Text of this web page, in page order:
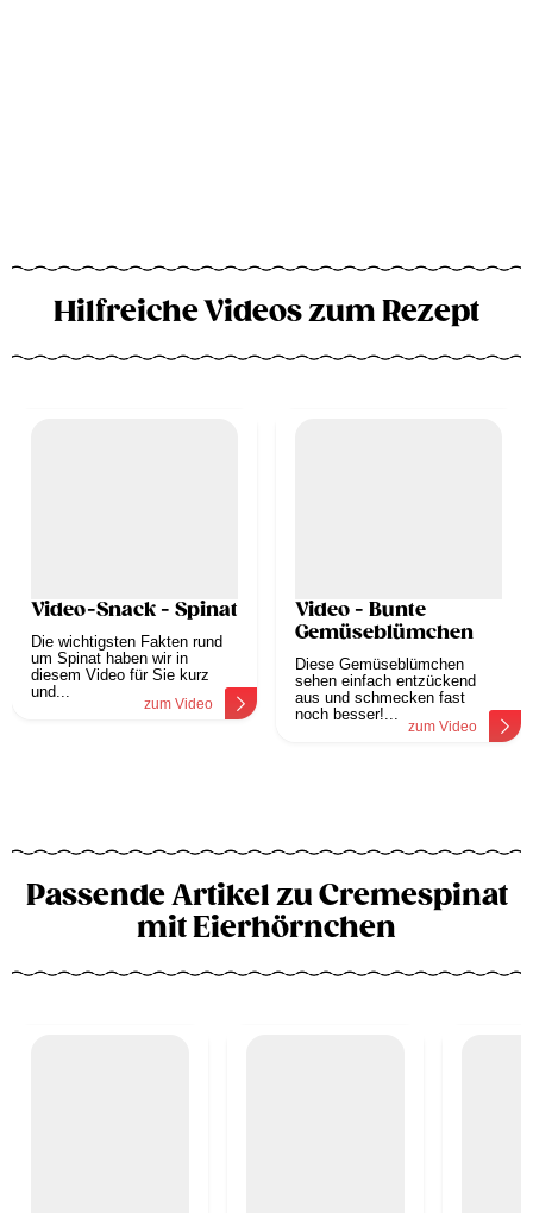
Hilfreiche Videos zum Rezept
Video-Snack - Spinat
Die wichtigsten Fakten rund
um Spinat haben wir in
diesem Video für Sie kurz
und...
zum Video
Video - Bunte
Gemüseblümchen
Diese Gemüseblümchen
sehen einfach entzückend
aus und schmecken fast
noch besser!...
zum Video
Passende Artikel zu Cremespinat
mit Eierhörnchen